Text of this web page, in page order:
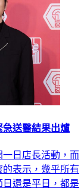
送醫結果出爐
日店長活動，而
表示，幾乎所有
還是平日，都是